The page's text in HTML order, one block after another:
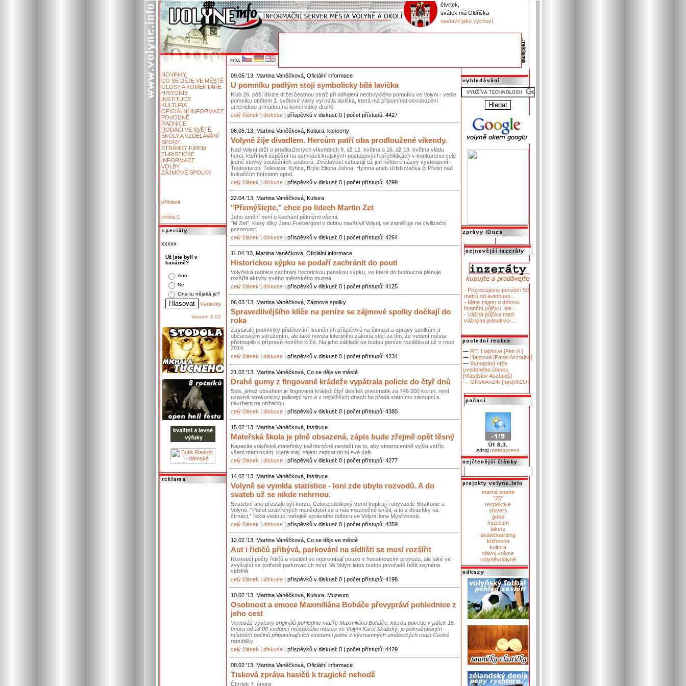
čtvrtek,
svátek má Oldřiška
nastavit jako výchozí
info:
NOVINKY
CO SE DĚJE VE MĚSTĚ
GLOSY A KOMENTÁŘE
HISTORIE
INSTITUCE
KULTURA
OFICIÁLNÍ INFORMACE
POVODNĚ
RADNICE
RODÁCI VE SVĚTĚ
ŠKOLY A VZDĚLÁVÁNÍ
SPORT
STRÁNKY FIREM
TURISTICKÉ
INFORMACE
VOLBY
ZÁJMOVÉ SPOLKY
přihlásit
online:1
xxxxx
Už jste byli v
kavárně?
Ano
Ne
Ona tu nějaká je?
Výsledky
Version 2.02
09.05.'13, Martina Vaněčková, Oficiální informace
U pomníku padlým stojí symbolicky bílá lavička
Klub 26. pěší divize držel čestnou stráž při odhalení neobvyklého pomníku ve Volyni - vedle
pomníku obětem 1. světové války vyrostla lavička, která má připomínat osvobození
americkou armádou na konci války druhé.
celý článek | diskuse | příspěvků v diskusi: 0 | počet přístupů: 4427
08.05.'13, Martina Vaněčková, Kultura, koncerty
Volyně žije divadlem. Hercům patří oba prodloužené víkendy.
Nad Volyní drží o prodloužených víkendech 9. až 12. května a 16. až 19. května vládu
herci, kteří byli úspěšní na osmnácti krajských postupových přehlídkách v konkurenci celé
jedné stovky soutěžních souborů. Zvědavost vzbuzují už jen některé názvy vystoupení -
Testosteron, Televizor, Kytice, Brýle Eltona Johna, Hymna aneb Urfidlovačka či Přelet nad
kukaččím hnízdem apod.
celý článek | diskuse | příspěvků v diskusi: 0 | počet přístupů: 4299
22.04.'13, Martina Vaněčková, Kultura
"Přemýšlejte," chce po lidech Martin Zet
Jeho umění není o kochání pěknými věcmi.
"M Zet", který díky Janu Freibergovi v dubnu navštívil Volyni, se zaměřuje na civilizační
pozornost.
celý článek | diskuse | příspěvků v diskusi: 0 | počet přístupů: 4264
11.04.'13, Martina Vaněčková, Oficiální informace
Historickou sýpku se podaří zachránit do pouti
Volyňská radnice zachrání historickou panskou sýpku, ve které do budoucna plánuje
rozšířit aktivity svého městského muzea.
celý článek | diskuse | příspěvků v diskusi: 0 | počet přístupů: 4125
06.03.'13, Martina Vaněčková, Zájmové spolky
Spravedlivějšího klíče na peníze se zájmové spolky dočkají do
roka
Zastaralé podmínky přidělování finančních příspěvků na činnost a opravy spolkům a
občanským sdružením, ale také novela loterijního zákona stojí za tím, že vedení města
přistoupilo k přípravě nového klíče. Na jeho základě se budou peníze rozdělovat už v roce
2014.
celý článek | diskuse | příspěvků v diskusi: 0 | počet přístupů: 4234
21.02.'13, Martina Vaněčková, Co se děje ve městě
Drahé gumy z fingované krádeže vypátrala policie do čtyř dnů
Spis, jehož obsahem je fingovaná krádež čtyř desítek pneumatik za 746 000 korun, nyní
uzavírá strakonický policejní tým a v nejbližších dnech ho předá státnímu zástupci s
návrhem na obžalobu.
celý článek | diskuse | příspěvků v diskusi: 0 | počet přístupů: 4380
15.02.'13, Martina Vaněčková, Instituce
Mateřská škola je plně obsazená, zápis bude zřejmě opět těsný
Kapacita volyňské mateřinky každoročně nestačí na to, aby stoprocentně vyšla vstříc
všem maminkám, které mají zájem zapsat do ní své dítě.
celý článek | diskuse | příspěvků v diskusi: 0 | počet přístupů: 4277
14.02.'13, Martina Vaněčková, Instituce
Volyně se vymkla statistice - loni zde ubylo rozvodů. A do
svateb už se nikde nehrnou.
Svatební ano přestalo být kurzu. Celorepublikový trend kopírují i obyvatelé Strakonic a
Volyně. "Počet uzavřených manželství se u nás meziročně snížil, a to z dvacítky na
čtrnáct," řekla vedoucí veřejně správního odboru ve Volyni Ilona Myslivcová.
celý článek | diskuse | příspěvků v diskusi: 0 | počet přístupů: 4359
12.02.'13, Martina Vaněčková, Co se děje ve městě
Aut i řidičů přibývá, parkování na sídlišti se musí rozšířit
Rostoucí počty řidičů a vozidel se nepromítají pouze v houstnoucím provozu, ale také ve
zvyšující se potřebě parkovacích míst. Ve Volyni letos budou prvořadě řešit zejména
sídliště.
celý článek | diskuse | příspěvků v diskusi: 0 | počet přístupů: 4198
10.02.'13, Martina Vaněčková, Kultura, Muzeum
Osobnost a emoce Maxmiliána Boháče převypráví pohlednice z
jeho cest
Vernisáž výstavy originálů pohlednic malíře Maxmiliána Boháče, kterou povede v pátek 15.
února od 18:00 vedoucí městského muzea ve Volyni Karel Skalický, je pokračováním
místních počinů připomínajících existenci jedné z významných uměleckých rodin České
republiky.
celý článek | diskuse | příspěvků v diskusi: 0 | počet přístupů: 4429
08.02.'13, Martina Vaněčková, Oficiální informace
Tisková zpráva hasičů k tragické nehodě
Čtvrtek 7. února
- Provozujeme penzion 50
metrů od autobuso...
- Máte zájem o dobrou
finanční půjčku, ale...
- Vážná půjčka mezi
vážnými jednotlivci ...
— RE: Hajzlové [Petr A.]
— Hajzlové [Pavel Asztaloš]
— Vymazání níže
uvedeného článku
[Vlastislav Asztaloš]
— GRs6AvZ4li [IqrqVh2O]
zdroj meteopress
marná snaha
"25"
respektive
shivers
goos
muzeum
bikerz
skateboarding
knihovna
kultura
slavoj volyne
volyněvdolyně